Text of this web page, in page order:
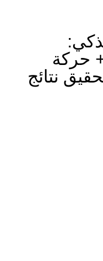
حركة
نتائج